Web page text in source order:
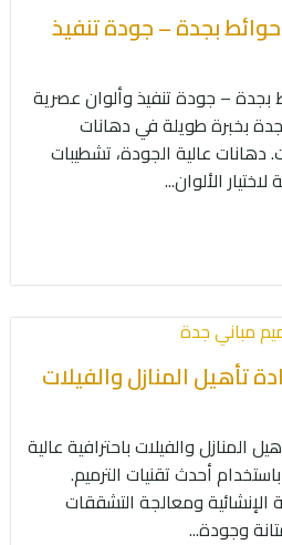
بجدة – جودة تنفيذ
– جودة تنفيذ وألوان عصرية
بخبرة طويلة في دهانات
دهانات عالية الجودة، تشطيبات
الألوان...
تأهيل المنازل والفيلات
المنازل والفيلات باحترافية عالية
أحدث تقنيات الترميم.
الإنشائية ومعالجة التشققات
وجودة...